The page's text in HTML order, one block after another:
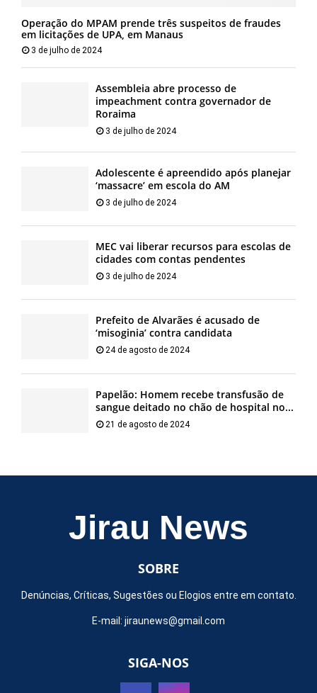
Operação do MPAM prende três suspeitos de fraudes
em licitações de UPA, em Manaus
3 de julho de 2024
Assembleia abre processo de
impeachment contra governador de
Roraima
3 de julho de 2024
Adolescente é apreendido após planejar
‘massacre’ em escola do AM
3 de julho de 2024
MEC vai liberar recursos para escolas de
cidades com contas pendentes
3 de julho de 2024
Prefeito de Alvarães é acusado de
‘misoginia’ contra candidata
24 de agosto de 2024
Papelão: Homem recebe transfusão de
sangue deitado no chão de hospital no...
21 de agosto de 2024
Jirau News
SOBRE
Denúncias, Críticas, Sugestões ou Elogios entre em contato.
E-mail: jiraunews@gmail.com
SIGA-NOS